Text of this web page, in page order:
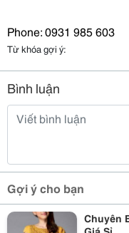
Phone: 0931 985 603
Từ khóa gợi ý:
Bình luận
Gợi ý cho bạn
Chuyên